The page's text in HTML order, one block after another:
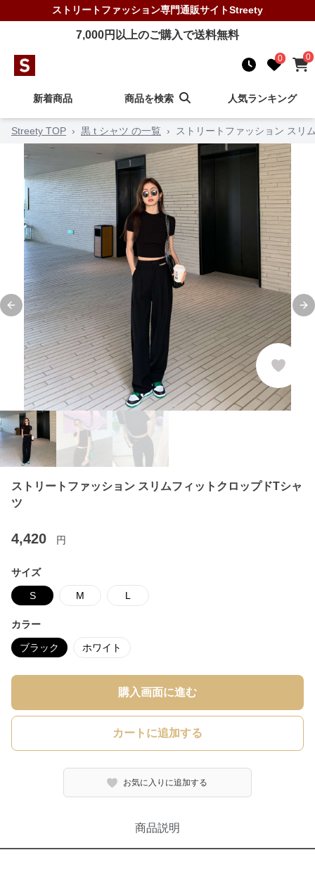
ストリートファッション専門通販サイトStreety
7,000円以上のご購入で送料無料
0 0
新着商品 商品を検索 人気ランキング
Streety TOP › 黒 t シャツ の一覧 › ストリートファッション スリ
Previous slide
ストリートファッション スリムフィットクロップドTシャ
ツ
4,420 円
サイズ
S M L
カラー
ブラック ホワイト
購入画面に進む
カートに追加する
お気に入りに追加する
商品説明